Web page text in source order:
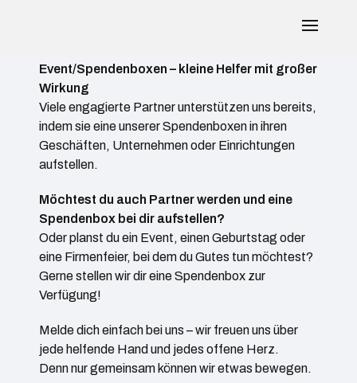
Event/Spendenboxen – kleine Helfer mit großer
Wirkung
Viele engagierte Partner unterstützen uns bereits,
indem sie eine unserer Spendenboxen in ihren
Geschäften, Unternehmen oder Einrichtungen
aufstellen.
Möchtest du auch Partner werden und eine
Spendenbox bei dir aufstellen?
Oder planst du ein Event, einen Geburtstag oder
eine Firmenfeier, bei dem du Gutes tun möchtest?
Gerne stellen wir dir eine Spendenbox zur
Verfügung!
Melde dich einfach bei uns – wir freuen uns über
jede helfende Hand und jedes offene Herz.
Denn nur gemeinsam können wir etwas bewegen.